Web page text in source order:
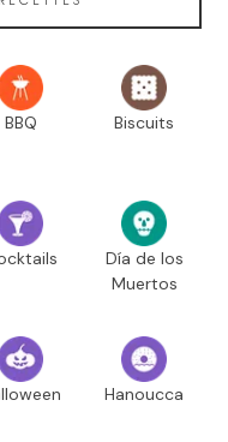
BBQ Biscuits
Día de los
Muertos
Hanoucca